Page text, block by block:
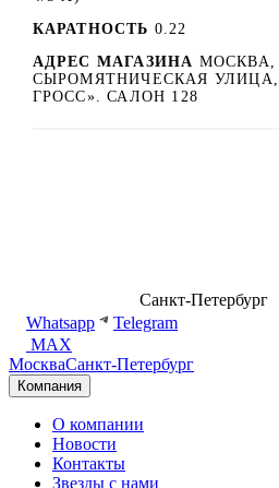
КАРАТНОСТЬ 0.22
АДРЕС МАГАЗИНА МОСКВА,
СЫРОМЯТНИЧЕСКАЯ
ГРОСС». САЛОН 128
Санкт-Петербург
Whatsapp
Telegram
MAX
МоскваСанкт-Петербург
Компания
О компании
Новости
Контакты
Звезды с нами